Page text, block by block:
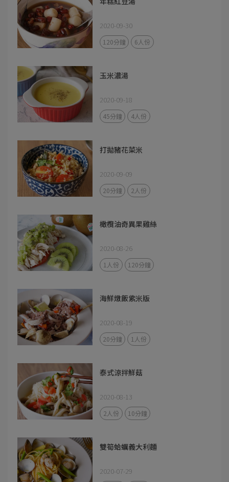
2020-09-30
120分鐘 6人份
玉米濃湯
2020-09-18
45分鐘 4人份
打拋豬花菜米
2020-09-09
20分鐘 2人份
橄欖油奇異果雞絲
2020-08-26
1人份 120分鐘
海鮮燉飯紫米版
2020-08-19
20分鐘 1人份
泰式涼拌鮮菇
2020-08-13
2人份 10分鐘
雙筍蛤蠣義大利麵
2020-07-29